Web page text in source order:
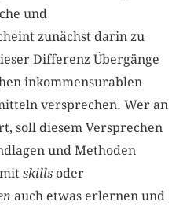
und
zunächst darin zu
Differenz Übergänge
inkommensurablen
versprechen. Wer an
soll diesem Versprechen
und Methoden
mitskills oder
auch etwas erlernen und